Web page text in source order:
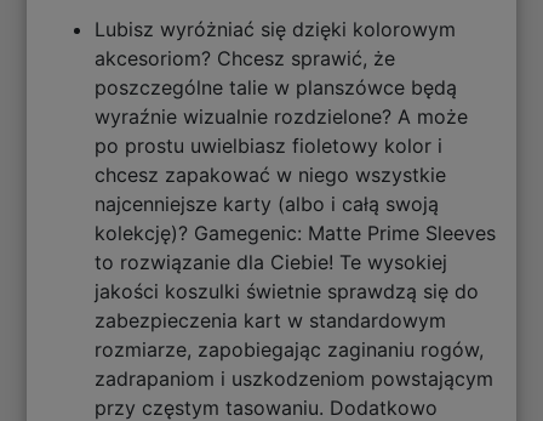
Lubisz wyróżniać się dzięki kolorowym
akcesoriom? Chcesz sprawić, że
poszczególne talie w planszówce będą
wyraźnie wizualnie rozdzielone? A może
po prostu uwielbiasz fioletowy kolor i
chcesz zapakować w niego wszystkie
najcenniejsze karty (albo i całą swoją
kolekcję)? Gamegenic: Matte Prime Sleeves
to rozwiązanie dla Ciebie! Te wysokiej
jakości koszulki świetnie sprawdzą się do
zabezpieczenia kart w standardowym
rozmiarze, zapobiegając zaginaniu rogów,
zadrapaniom i uszkodzeniom powstającym
przy częstym tasowaniu. Dodatkowo